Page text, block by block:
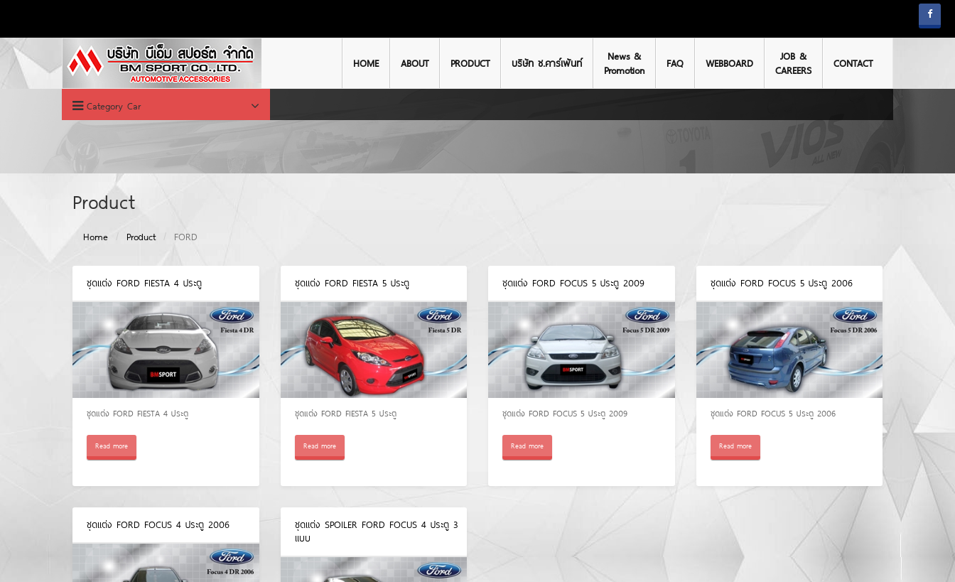
HOME ABOUT PRODUCT บริษัท ช.คาร์เพ้นท์
News &
Promotion
FAQ WEBBOARD
JOB &
CAREERS
CONTACT
Category Car
Product
Home Product FORD
ชุดแต่ง FORD FIESTA 4 ประตู
ชุดแต่ง FORD FIESTA 4 ประตู
Read more
ชุดแต่ง FORD FIESTA 5 ประตู
ชุดแต่ง FORD FIESTA 5 ประตู
Read more
ชุดแต่ง FORD FOCUS 5 ประตู 2009
ชุดแต่ง FORD FOCUS 5 ประตู 2009
Read more
ชุดแต่ง FORD FOCUS 5 ประตู 2006
ชุดแต่ง FORD FOCUS 5 ประตู 2006
Read more
ชุดแต่ง FORD FOCUS 4 ประตู 2006
ชุดแต่ง SPOILER FORD FOCUS 4 ประตู 3
แบบ